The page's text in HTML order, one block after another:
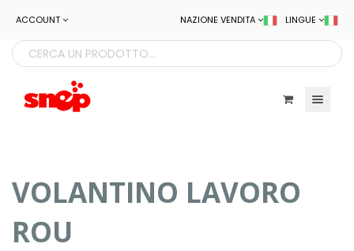
ACCOUNT LINGUE
NAZIONE VENDITA
VOLANTINO LAVORO
ROU